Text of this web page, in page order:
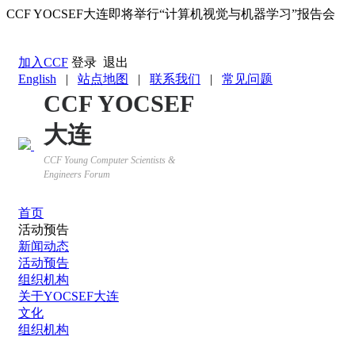
CCF YOCSEF大连即将举行“计算机视觉与机器学习”报告会
加入CCF 登录 退出
English | 站点地图 | 联系我们 | 常见问题
CCF YOCSEF
大连
CCF Young Computer Scientists &
Engineers Forum
首页
活动预告
新闻动态
活动预告
组织机构
关于YOCSEF大连
文化
组织机构